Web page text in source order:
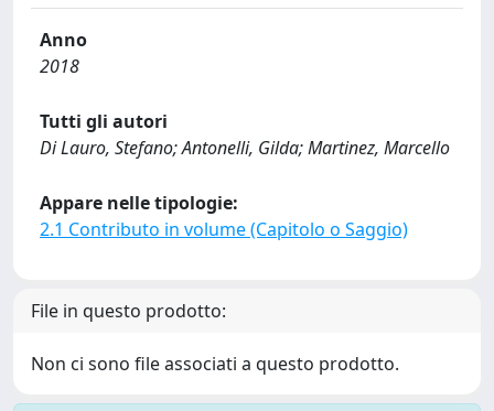
Anno
2018
Tutti gli autori
Di Lauro, Stefano; Antonelli, Gilda; Martinez, Marcello
Appare nelle tipologie:
2.1 Contributo in volume (Capitolo o Saggio)
File in questo prodotto:
Non ci sono file associati a questo prodotto.